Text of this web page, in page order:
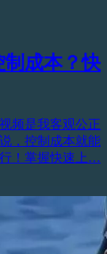
制成本？快
频是我客观公正
，控制成本就能
！掌握快速上…